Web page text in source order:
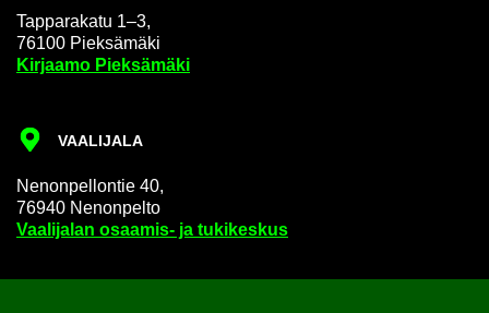
Tap­pa­ra­ka­tu 1–3,
76100 Piek­sä­mä­ki
Kir­jaa­mo Piek­sä­mä­ki
VAA­LI­JA­LA
Ne­non­pel­lon­tie 40,
76940 Ne­non­pel­to
Vaa­li­ja­lan osaamis-​ ja tu­ki­kes­kus